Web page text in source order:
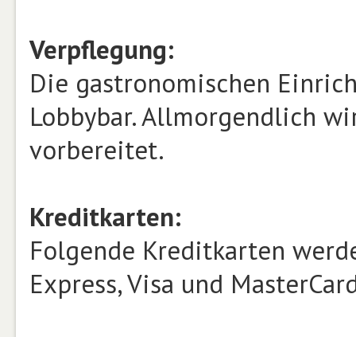
Verpflegung:
Die gastronomischen
Lobbybar. Allmorgendlich
vorbereitet.
Kreditkarten:
Folgende Kreditkarten
Express, Visa und